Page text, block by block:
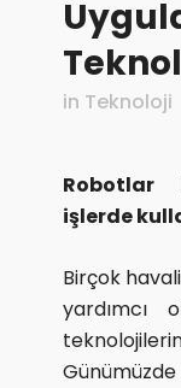
in Teknoloji
Robotlar
işlerde
Birçok
yardımcı